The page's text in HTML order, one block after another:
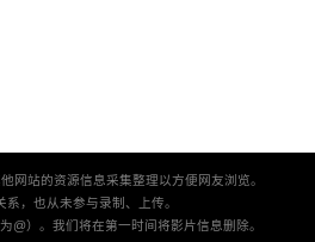
网站的资源信息采集整理以方便网友浏览。
，也从未参与录制、上传。
@）。我们将在第一时间将影片信息删除。